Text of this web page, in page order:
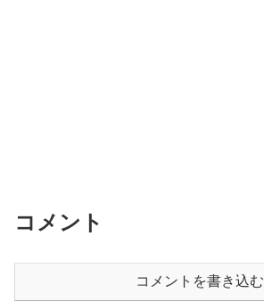
コメント
コメントを書き込む